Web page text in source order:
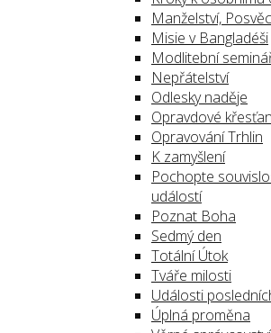
Manželství,
Misie v Bangladéši
Modlitební
Nepřátelství
Odlesky naděje
Opravdové
Opravování Trhlin
K zamyšlení
Pochopte
událostí
Poznat Boha
Sedmý den
Totální Útok
Tváře milosti
Události
Úplná proměna